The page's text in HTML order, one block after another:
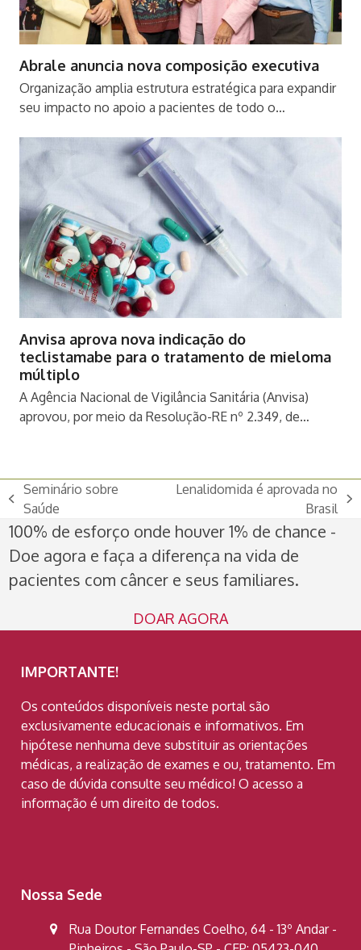
Abrale anuncia nova composição executiva
Organização amplia estrutura estratégica para expandir
seu impacto no apoio a pacientes de todo o…
Anvisa aprova nova indicação do
teclistamabe para o tratamento de mieloma
múltiplo
A Agência Nacional de Vigilância Sanitária (Anvisa)
aprovou, por meio da Resolução-RE nº 2.349, de…
previous
post:
Seminário sobre
Saúde
post:
Lenalidomida é aprovada no
Brasil
100% de esforço onde houver 1% de chance -
Doe agora e faça a diferença na vida de
pacientes com câncer e seus familiares.
DOAR AGORA
IMPORTANTE!
Os conteúdos disponíveis neste portal são
exclusivamente educacionais e informativos. Em
hipótese nenhuma deve substituir as orientações
médicas, a realização de exames e ou, tratamento. Em
caso de dúvida consulte seu médico! O acesso a
informação é um direito de todos.
Nossa Sede
Rua Doutor Fernandes Coelho, 64 - 13º Andar -